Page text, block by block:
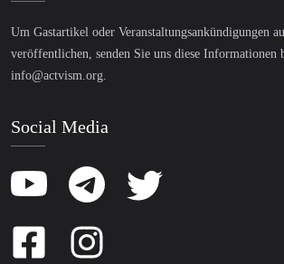
Um Gastartikel oder Veranstaltungsankündigungen
veröffentlichen, senden Sie uns diese
info@actvism.org.
Social Media